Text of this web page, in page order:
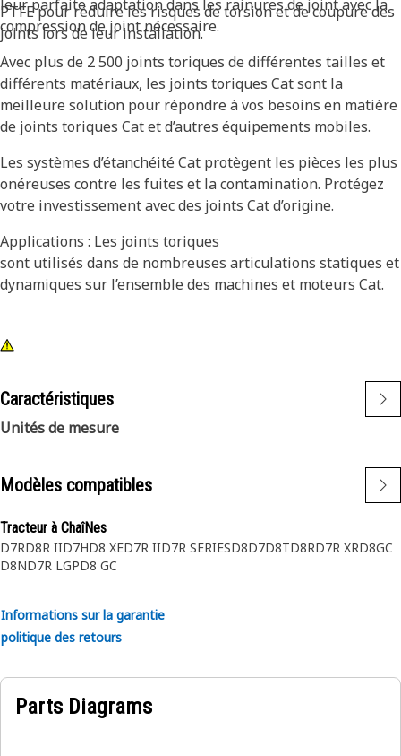
PTFE pour réduire les risques de torsion et de coupure des
joints lors de leur installation.
leur parfaite adaptation dans les rainures de joint avec la
compression de joint nécessaire.
Avec plus de 2 500 joints toriques de différentes tailles et
différents matériaux, les joints toriques Cat sont la
meilleure solution pour répondre à vos besoins en matière
de joints toriques Cat et d’autres équipements mobiles.
Les systèmes d’étanchéité Cat protègent les pièces les plus
onéreuses contre les fuites et la contamination. Protégez
votre investissement avec des joints Cat d’origine.
Applications : Les joints toriques
sont utilisés dans de nombreuses articulations statiques et
dynamiques sur l’ensemble des machines et moteurs Cat.
Caractéristiques
Unités de mesure
Modèles compatibles
Tracteur à ChaîNes
D7RD8R IID7HD8 XED7R IID7R SERIESD8D7D8TD8RD7R XRD8GC
D8ND7R LGPD8 GC
Informations sur la garantie
politique des retours
Parts Diagrams